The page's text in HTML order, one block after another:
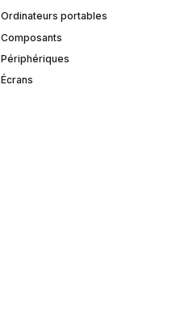
Ordinateurs portables
Composants
Périphériques
Écrans